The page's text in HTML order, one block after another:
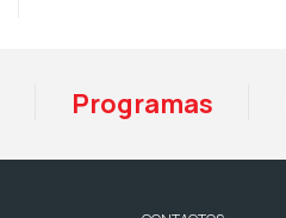
Programas